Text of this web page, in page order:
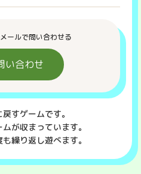
ールで問い合わせる
い合わせ
すゲームです。
が収まっています。
繰り返し遊べます。